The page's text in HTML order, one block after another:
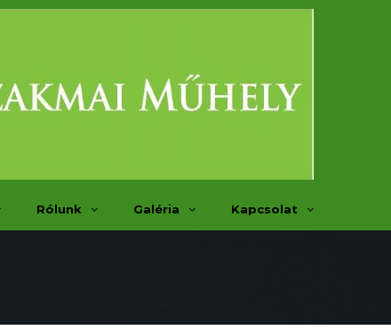
Rólunk Galéria Kapcsolat